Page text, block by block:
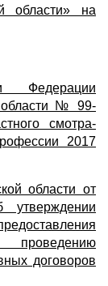
области» на
Федерации
области № 99-
смотра-
2017
области от
договоров